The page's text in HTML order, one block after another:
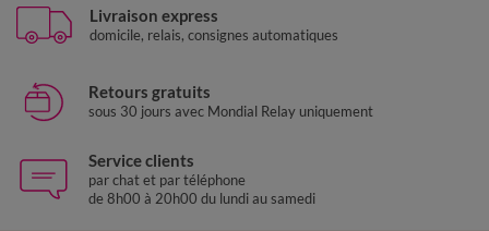
Livraison express
domicile, relais, consignes automatiques
Retours gratuits
sous 30 jours avec Mondial Relay uniquement
Service clients
par chat et par téléphone
de 8h00 à 20h00 du lundi au samedi